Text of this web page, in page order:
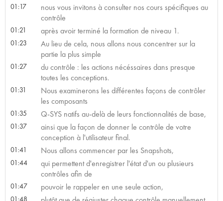
01:17
nous vous invitons à consulter nos cours spécifiques au
contrôle
01:21 après avoir terminé la formation de niveau 1.
01:23
Au lieu de cela, nous allons nous concentrer sur la
partie la plus simple
01:27
du contrôle : les actions nécéssaires dans presque
toutes les conceptions.
01:31
Nous examinerons les différentes façons de contrôler
les composants
01:35 Q-SYS natifs au-delà de leurs fonctionnalités de base,
01:37
ainsi que la façon de donner le contrôle de votre
conception à l'utilisateur final.
01:41 Nous allons commencer par les Snapshots,
01:44
qui permettent d'enregistrer l'état d'un ou plusieurs
contrôles afin de
01:47 pouvoir le rappeler en une seule action,
01:48